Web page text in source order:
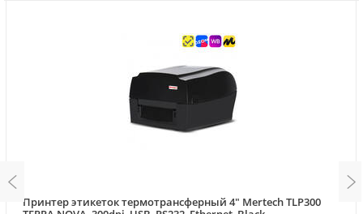
Принтер этикеток термотрансферный 4" Mertech TLP300